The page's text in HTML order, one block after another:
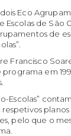
Eco
de São
de
Francisco
programa em
Escolas”
pelo que o